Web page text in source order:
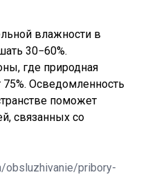
влажности в
30−60%.
где природная
Осведомленность
поможет
связанных со
obsluzhivanie/pribory-